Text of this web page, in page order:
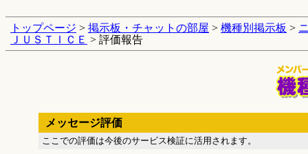
トップページ > 掲示板・チャットの部屋 > 機種別掲示板 >
ＪＵＳＴＩＣＥ > 評価報告
メッセージ評価
ここでの評価は今後のサービス検証に活用されます。